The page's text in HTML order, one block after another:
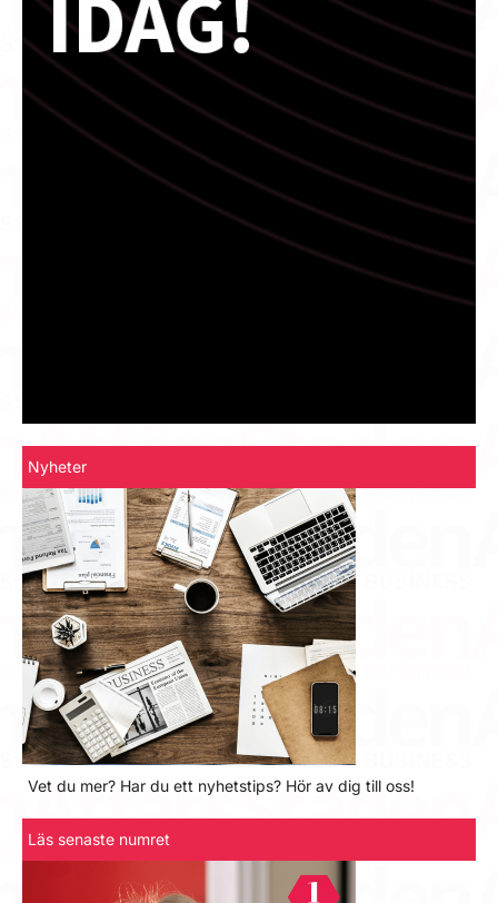
Nyheter
Vet du mer? Har du ett nyhetstips? Hör av dig till oss!
Läs senaste numret